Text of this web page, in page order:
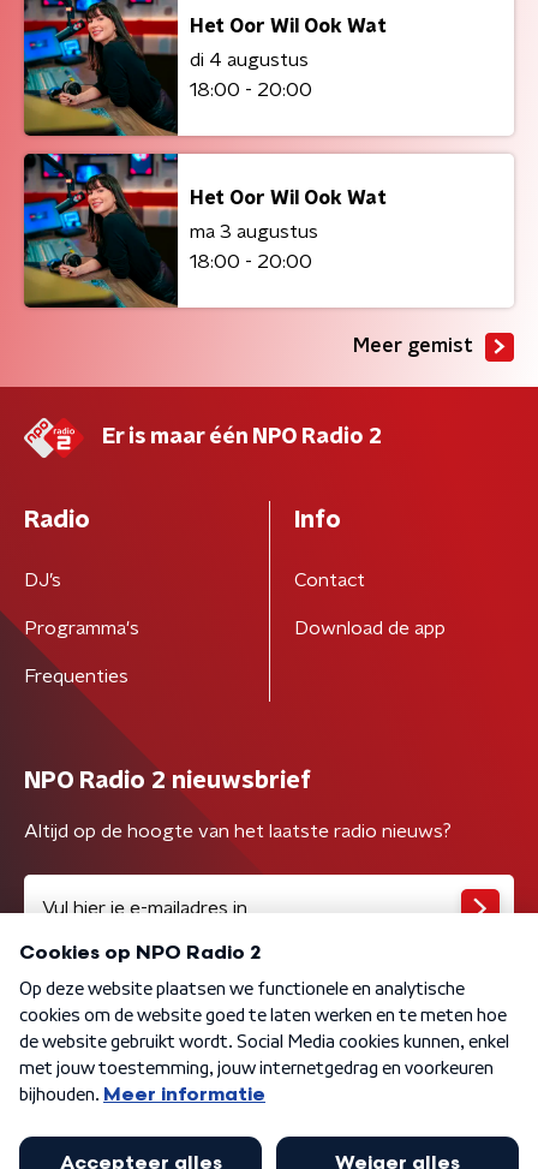
Het Oor Wil Ook Wat
di 4 augustus
18:00 - 20:00
Het Oor Wil Ook Wat
ma 3 augustus
18:00 - 20:00
Meer gemist
Er is maar één NPO Radio 2
Radio
DJ’s
Programma's
Frequenties
Info
Contact
Download de app
NPO Radio 2 nieuwsbrief
Altijd op de hoogte van het laatste radio nieuws?
Algemene voorwaarden